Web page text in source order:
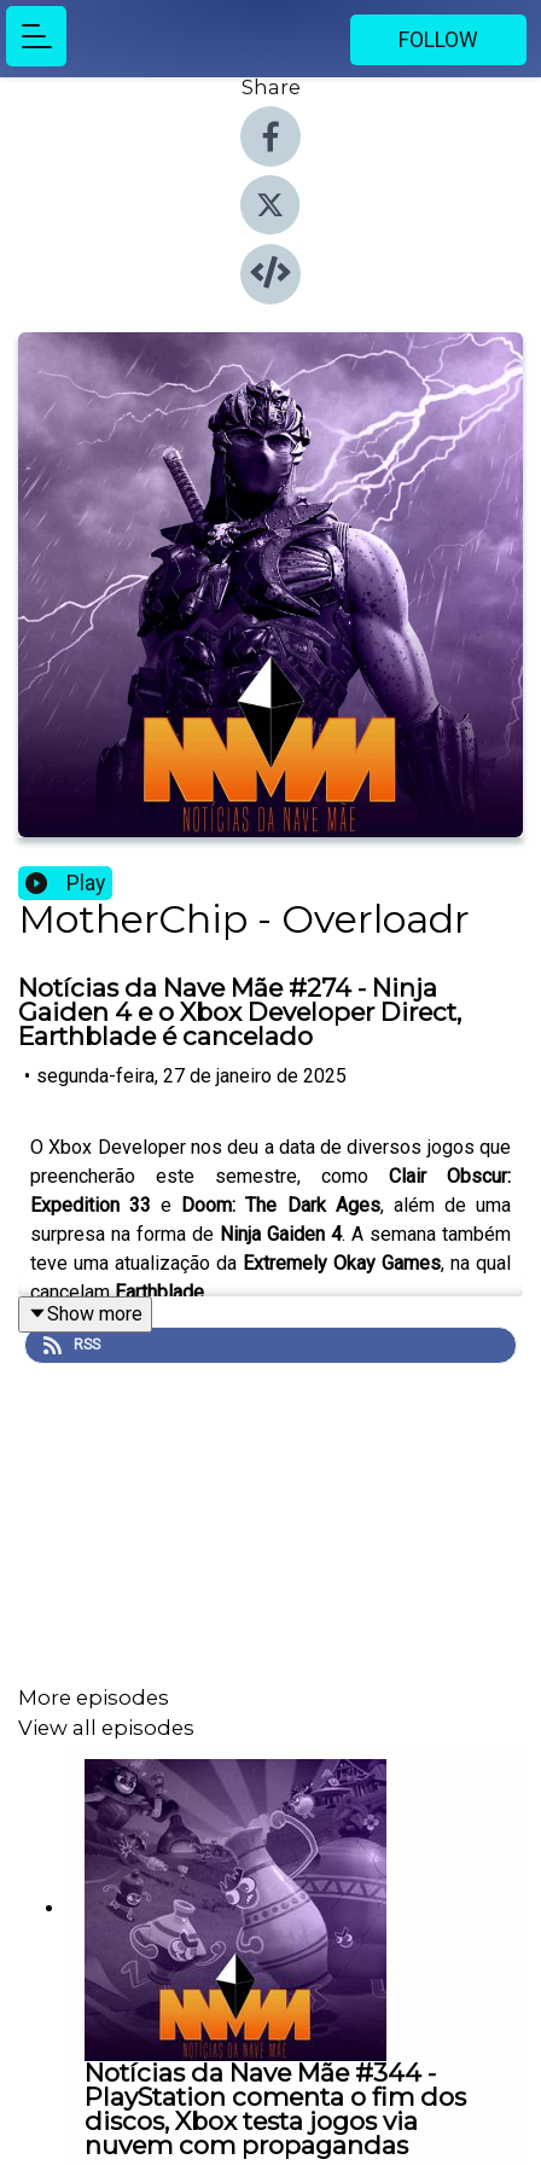
FOLLOW
Share
Play
MotherChip - Overloadr
Notícias da Nave Mãe #274 - Ninja
Gaiden 4 e o Xbox Developer Direct,
Earthblade é cancelado
• segunda-feira, 27 de janeiro de 2025
O Xbox Developer nos deu a data de diversos jogos que
preencherão este semestre, como Clair Obscur:
Expedition 33 e Doom: The Dark Ages, além de uma
surpresa na forma de Ninja Gaiden 4. A semana também
teve uma atualização da Extremely Okay Games, na qual
cancelamEarthblade.
03:00 - Ninja Gaiden 4 e os outros jogos do Xbox
Developer Direct
30:00 - A franquia transmidiática Unkown 9 chegou ao
34:00 - Earthblade foi cancelado
42:00 - Rápidas e curtas
Venha fazer parte do Discord do Overloadr!
Show more
RSS
More episodes
View all episodes
Notícias da Nave Mãe #344 -
PlayStation comenta o fim dos
discos, Xbox testa jogos via
nuvem com propagandas